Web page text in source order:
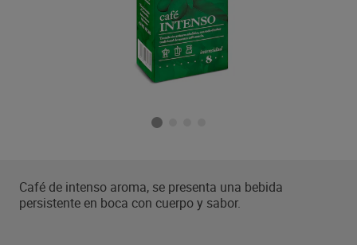
Café de intenso aroma, se presenta una bebida
persistente en boca con cuerpo y sabor.